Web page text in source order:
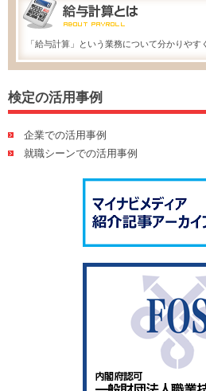
「給与計算」という業務について分かりやす
検定の活用事例
企業での活用事例
就職シーンでの活用事例